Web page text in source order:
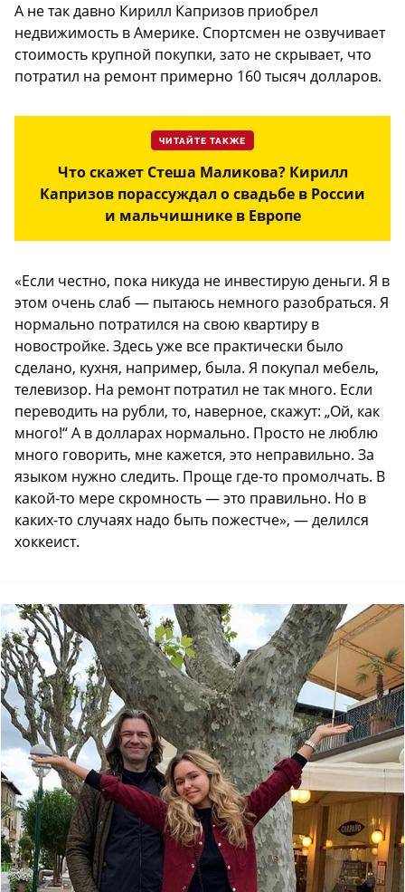
А не так давно Кирилл Капризов приобрел
недвижимость в Америке. Спортсмен не озвучивает
стоимость крупной покупки, зато не скрывает, что
потратил на ремонт примерно 160 тысяч долларов.
ЧИТАЙТЕ ТАКЖЕ
Что скажет Стеша Маликова? Кирилл
Капризов порассуждал о свадьбе в России
и мальчишнике в Европе
«Если честно, пока никуда не инвестирую деньги. Я в
этом очень слаб — пытаюсь немного разобраться. Я
нормально потратился на свою квартиру в
новостройке. Здесь уже все практически было
сделано, кухня, например, была. Я покупал мебель,
телевизор. На ремонт потратил не так много. Если
переводить на рубли, то, наверное, скажут: „Ой, как
много!“ А в долларах нормально. Просто не люблю
много говорить, мне кажется, это неправильно. За
языком нужно следить. Проще где-то промолчать. В
какой-то мере скромность — это правильно. Но в
каких-то случаях надо быть пожестче», — делился
хоккеист.